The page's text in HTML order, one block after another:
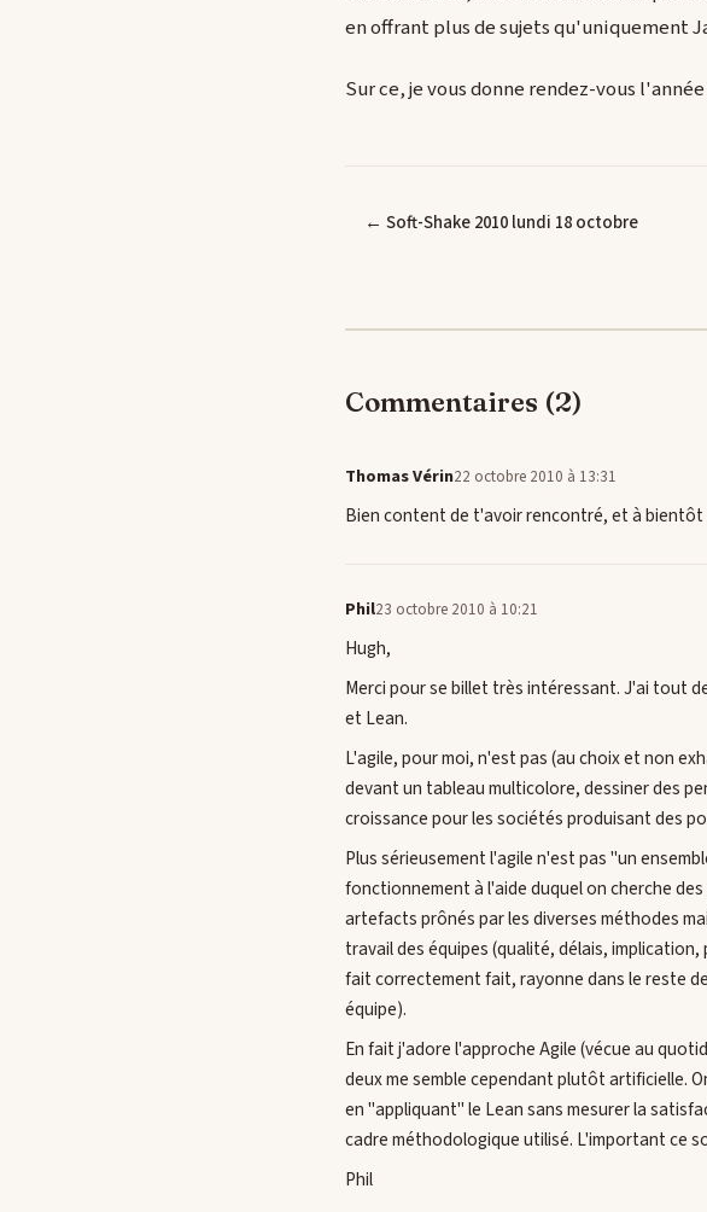
en offrant plus de sujets qu'uniquement
Sur ce, je vous donne rendez-vous
← Soft-Shake 2010 lundi 18 octobre
Commentaires (2)
Thomas Vérin22 octobre 2010 à 13:31
Bien content de t'avoir rencontré, et à bientôt
Phil23 octobre 2010 à 10:21
Hugh,
Merci pour se billet très intéressant. J'ai tout
et Lean.
L'agile, pour moi, n'est pas (au choix et non
devant un tableau multicolore, dessiner des
croissance pour les sociétés produisant des
Plus sérieusement l'agile n'est pas "un
fonctionnement à l'aide duquel on cherche
artefacts prônés par les diverses méthodes
travail des équipes (qualité, délais, implication,
fait correctement fait, rayonne dans le reste
équipe).
En fait j'adore l'approche Agile (vécue au
deux me semble cependant plutôt artificielle.
en "appliquant" le Lean sans mesurer la
cadre méthodologique utilisé. L'important ce
Phil